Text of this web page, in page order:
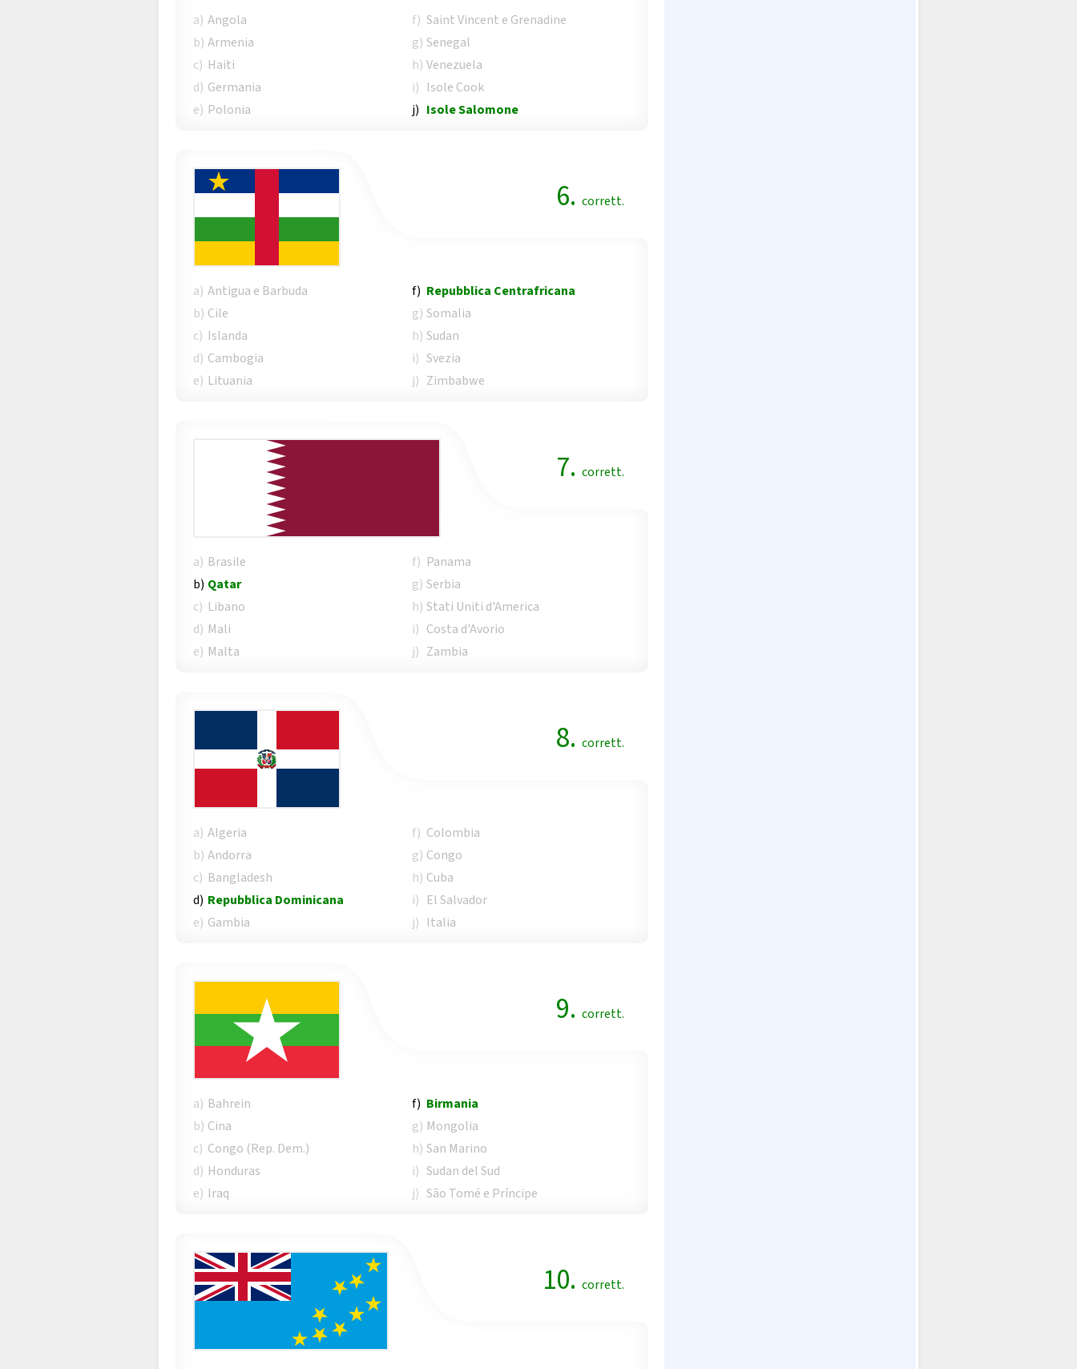
a) Angola
b) Armenia
c) Haiti
d) Germania
e) Polonia
f) Saint Vincent e Grenadine
g) Senegal
h) Venezuela
i) Isole Cook
j) Isole Salomone
6. corrett.
a) Antigua e Barbuda
b) Cile
c) Islanda
d) Cambogia
e) Lituania
f) Repubblica Centrafricana
g) Somalia
h) Sudan
i) Svezia
j) Zimbabwe
7. corrett.
a) Brasile
b) Qatar
c) Libano
d) Mali
e) Malta
f) Panama
g) Serbia
h) Stati Uniti d'America
i) Costa d'Avorio
j) Zambia
8. corrett.
a) Algeria
b) Andorra
c) Bangladesh
d) Repubblica Dominicana
e) Gambia
f) Colombia
g) Congo
h) Cuba
i) El Salvador
j) Italia
9. corrett.
a) Bahrein
b) Cina
c) Congo (Rep. Dem.)
d) Honduras
e) Iraq
f) Birmania
g) Mongolia
h) San Marino
i) Sudan del Sud
j) São Tomé e Príncipe
10. corrett.